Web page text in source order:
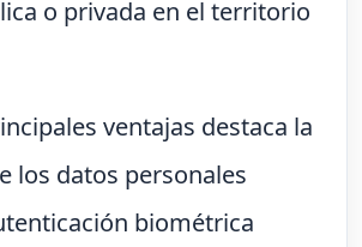
o privada en el territorio
ventajas destaca la
los datos personales
biométrica